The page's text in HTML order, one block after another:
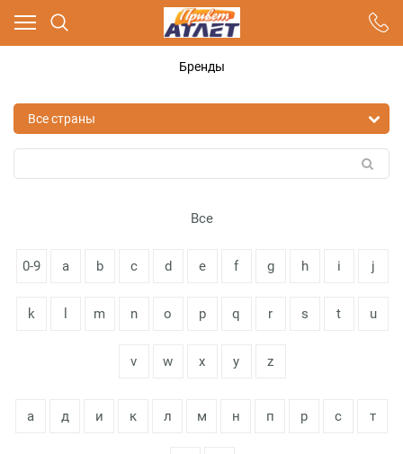
Бренды
Все
0-9 a b c d e f g h i j
k m n o p q r s t u
v w x y z
а д и к л м н п р с т
Ваш город - Москва,
угадали?